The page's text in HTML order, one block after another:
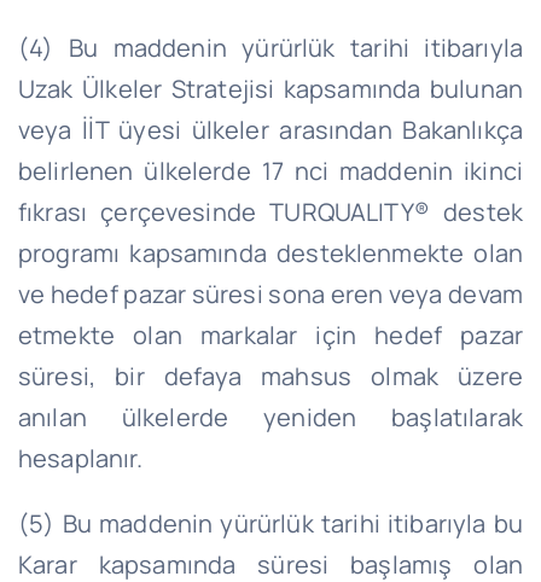
(4) Bu maddenin yürürlük tarihi itibarıyla
Uzak Ülkeler Stratejisi kapsamında bulunan
veya İİT üyesi ülkeler arasından Bakanlıkça
belirlenen ülkelerde 17 nci maddenin ikinci
fıkrası çerçevesinde TURQUALITY® destek
programı kapsamında desteklenmekte olan
ve hedef pazar süresi sona eren veya devam
etmekte olan markalar için hedef pazar
süresi, bir defaya mahsus olmak üzere
anılan ülkelerde yeniden başlatılarak
hesaplanır.
(5) Bu maddenin yürürlük tarihi itibarıyla bu
Karar kapsamında süresi başlamış olan